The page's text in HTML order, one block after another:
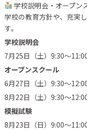
学校説明会・オープン
学校の教育方針や、充実
す。
学校説明会
7月25日（土）9:30〜
オープンスクール
6月27日（土）9:30〜
8月22日（土）9:30〜
模擬試験
8月23日（日）9:00〜